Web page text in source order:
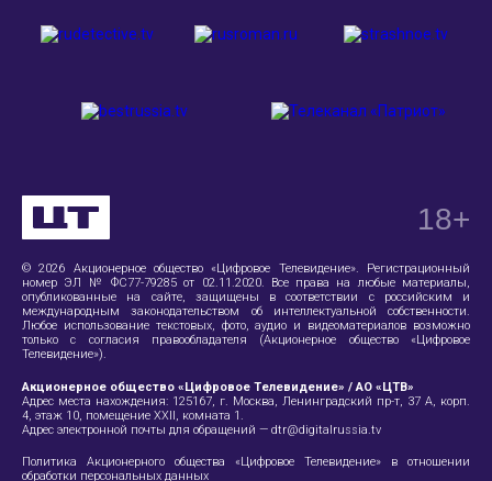
© 2026 Акционерное общество «Цифровое Телевидение». Регистрационный
номер ЭЛ № ФС77-79285 от 02.11.2020. Все права на любые материалы,
опубликованные на сайте, защищены в соответствии с российским и
международным законодательством об интеллектуальной собственности.
Любое использование текстовых, фото, аудио и видеоматериалов возможно
только с согласия правообладателя (Акционерное общество «Цифровое
Телевидение»).
Акционерное общество «Цифровое Телевидение» / АО «ЦТВ»
Адрес места нахождения: 125167, г. Москва, Ленинградский пр-т, 37 А , корп.
4, этаж 10, помещение XXII, комната 1.
Адрес электронной почты для обращений — dtr@digitalrussia.tv
Политика Акционерного общества «Цифровое Телевидение» в отношении
обработки персональных данных
18+